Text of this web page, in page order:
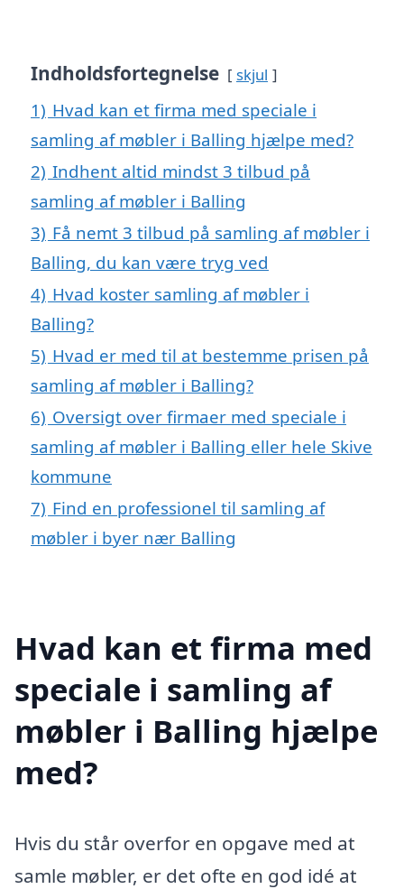
Indholdsfortegnelse skjul
1) Hvad kan et firma med speciale i
samling af møbler i Balling hjælpe med?
2) Indhent altid mindst 3 tilbud på
samling af møbler i Balling
3) Få nemt 3 tilbud på samling af møbler i
Balling, du kan være tryg ved
4) Hvad koster samling af møbler i
Balling?
5) Hvad er med til at bestemme prisen på
samling af møbler i Balling?
6) Oversigt over firmaer med speciale i
samling af møbler i Balling eller hele Skive
kommune
7) Find en professionel til samling af
møbler i byer nær Balling
Hvad kan et firma med
speciale i samling af
møbler i Balling hjælpe
med?
Hvis du står overfor en opgave med at
samle møbler, er det ofte en god idé at